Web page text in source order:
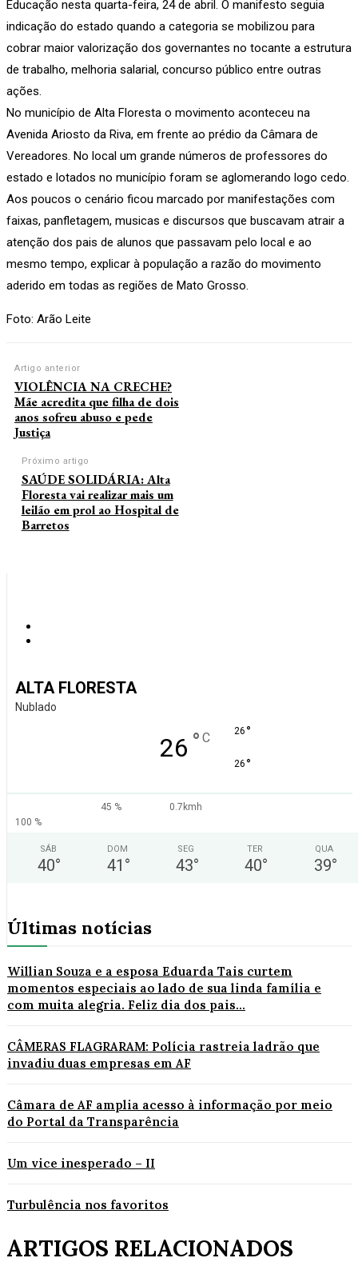
Educação nesta quarta-feira, 24 de abril. O manifesto seguia
indicação do estado quando a categoria se mobilizou para
cobrar maior valorização dos governantes no tocante a estrutura
de trabalho, melhoria salarial, concurso público entre outras
ações.
No município de Alta Floresta o movimento aconteceu na
Avenida Ariosto da Riva, em frente ao prédio da Câmara de
Vereadores. No local um grande números de professores do
estado e lotados no município foram se aglomerando logo cedo.
Aos poucos o cenário ficou marcado por manifestações com
faixas, panfletagem, musicas e discursos que buscavam atrair a
atenção dos pais de alunos que passavam pelo local e ao
mesmo tempo, explicar à população a razão do movimento
aderido em todas as regiões de Mato Grosso.
Foto: Arão Leite
Artigo anterior
VIOLÊNCIA NA CRECHE?
Mãe acredita que filha de dois
anos sofreu abuso e pede
Justiça
Próximo artigo
SAÚDE SOLIDÁRIA: Alta
Floresta vai realizar mais um
leilão em prol ao Hospital de
Barretos
ALTA FLORESTA
Nublado
26 ° C 26 °
26 °
45 %
0.7kmh
100 %
SÁB
40°
DOM
41 °
SEG
43°
TER
40°
QUA
39°
Últimas notícias
Willian Souza e a esposa Eduarda Tais curtem
momentos especiais ao lado de sua linda família e
com muita alegria. Feliz dia dos pais...
CÂMERAS FLAGRARAM: Polícia rastreia ladrão que
invadiu duas empresas em AF
Câmara de AF amplia acesso à informação por meio
do Portal da Transparência
Um vice inesperado – II
Turbulência nos favoritos
ARTIGOS RELACIONADOS